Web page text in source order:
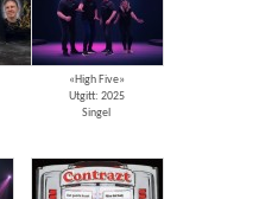
«High Five»
Utgitt: 2025
Singel